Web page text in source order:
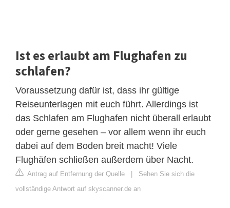
Ist es erlaubt am Flughafen zu
schlafen?
Voraussetzung dafür ist, dass ihr gültige
Reiseunterlagen mit euch führt. Allerdings ist
das Schlafen am Flughafen nicht überall erlaubt
oder gerne gesehen – vor allem wenn ihr euch
dabei auf dem Boden breit macht! Viele
Flughäfen schließen außerdem über Nacht.
Antrag auf Entfernung der Quelle
Sehen Sie sich die
vollständige Antwort auf skyscanner.de an